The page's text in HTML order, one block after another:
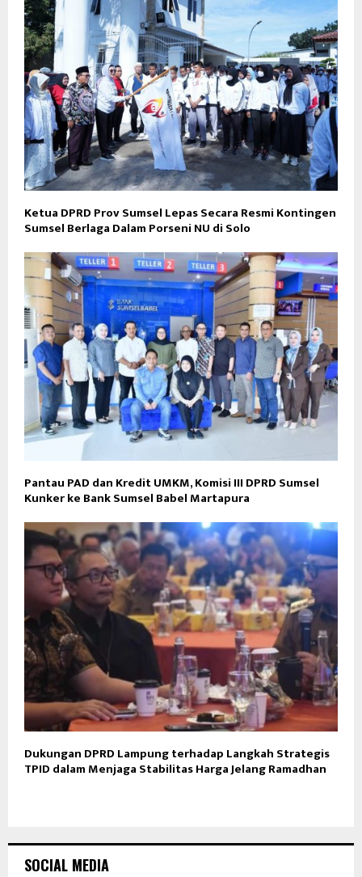
Ketua DPRD Prov Sumsel Lepas Secara Resmi Kontingen
Sumsel Berlaga Dalam Porseni NU di Solo
Pantau PAD dan Kredit UMKM, Komisi III DPRD Sumsel
Kunker ke Bank Sumsel Babel Martapura
Dukungan DPRD Lampung terhadap Langkah Strategis
TPID dalam Menjaga Stabilitas Harga Jelang Ramadhan
SOCIAL MEDIA